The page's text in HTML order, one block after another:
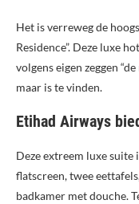
Het is verreweg de
Residence”. Deze luxe
volgens eigen zeggen
maar is te vinden.
Etihad Airways
Deze extreem luxe
flatscreen, twee
badkamer met douche.